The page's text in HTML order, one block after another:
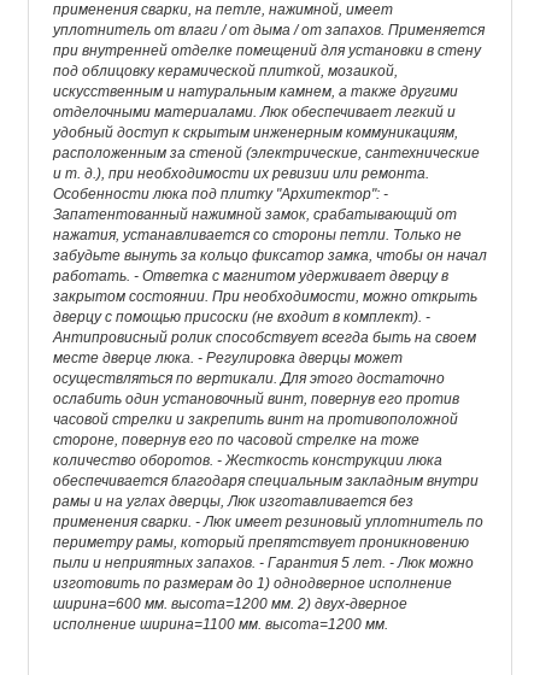
применения сварки, на петле, нажимной, имеет
уплотнитель от влаги / от дыма / от запахов. Применяется
при внутренней отделке помещений для установки в стену
под облицовку керамической плиткой, мозаикой,
искусственным и натуральным камнем, а также другими
отделочными материалами. Люк обеспечивает легкий и
удобный доступ к скрытым инженерным коммуникациям,
расположенным за стеной (электрические, сантехнические
и т. д.), при необходимости их ревизии или ремонта.
Особенности люка под плитку "Архитектор": -
Запатентованный нажимной замок, срабатывающий от
нажатия, устанавливается со стороны петли. Только не
забудьте вынуть за кольцо фиксатор замка, чтобы он начал
работать. - Ответка с магнитом удерживает дверцу в
закрытом состоянии. При необходимости, можно открыть
дверцу с помощью присоски (не входит в комплект). -
Антипровисный ролик способствует всегда быть на своем
месте дверце люка. - Регулировка дверцы может
осуществляться по вертикали. Для этого достаточно
ослабить один установочный винт, повернув его против
часовой стрелки и закрепить винт на противоположной
стороне, повернув его по часовой стрелке на тоже
количество оборотов. - Жесткость конструкции люка
обеспечивается благодаря специальным закладным внутри
рамы и на углах дверцы, Люк изготавливается без
применения сварки. - Люк имеет резиновый уплотнитель по
периметру рамы, который препятствует проникновению
пыли и неприятных запахов. - Гарантия 5 лет. - Люк можно
изготовить по размерам до 1) однодверное исполнение
ширина=600 мм. высота=1200 мм. 2) двух-дверное
исполнение ширина=1100 мм. высота=1200 мм.